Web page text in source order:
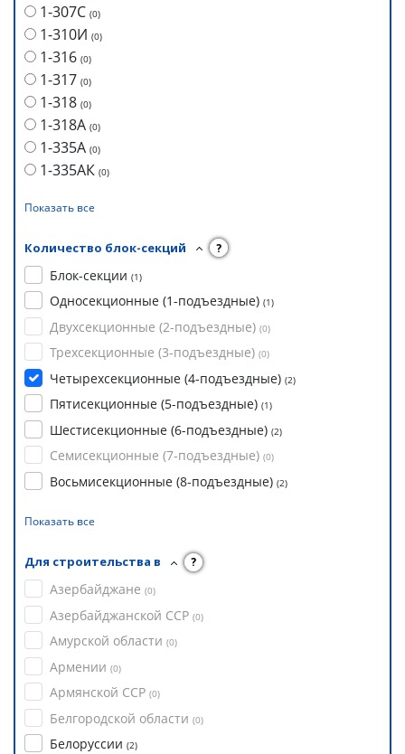
1-307С (0)
1-310И (0)
1-316 (0)
1-317 (0)
1-318 (0)
1-318А (0)
1-335А (0)
1-335АК (0)
Показать все
Количество блок-секций ?
Блок-секции (1)
Односекционные (1-подъездные) (1)
Двухсекционные (2-подъездные) (0)
Трехсекционные (3-подъездные) (0)
Четырехсекционные (4-подъездные) (2)
Пятисекционные (5-подъездные) (1)
Шестисекционные (6-подъездные) (2)
Семисекционные (7-подъездные) (0)
Восьмисекционные (8-подъездные) (2)
Показать все
Для строительства в ?
Азербайджане (0)
Азербайджанской ССР (0)
Амурской области (0)
Армении (0)
Армянской ССР (0)
Белгородской области (0)
Белоруссии (2)